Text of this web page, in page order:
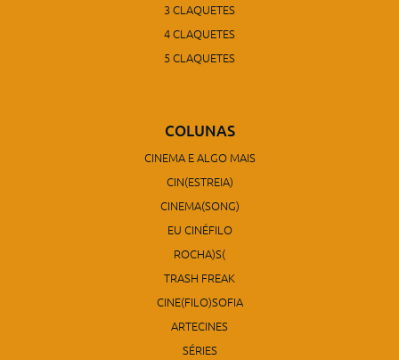
3 CLAQUETES
4 CLAQUETES
5 CLAQUETES
COLUNAS
CINEMA E ALGO MAIS
CIN(ESTREIA)
CINEMA(SONG)
EU CINÉFILO
ROCHA)S(
TRASH FREAK
CINE(FILO)SOFIA
ARTECINES
SÉRIES